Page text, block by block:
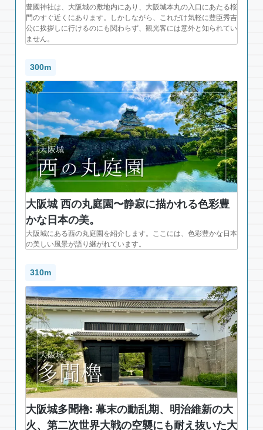
豊國神社は、大阪城の敷地内にあり、大阪城本丸の入口にあたる桜
門のすぐ近くにあります。しかしながら、これだけ気軽に豊臣秀吉
公に挨拶しに行けるのにも関わらず、観光客には意外と知られてい
ません。
300m
大阪城 西の丸庭園〜静寂に描かれる色彩豊
かな日本の美。
大阪城にある西の丸庭園を紹介します。ここには、色彩豊かな日本
の美しい風景が語り継がれています。
310m
大阪城多聞櫓: 幕末の動乱期、明治維新の大
火、第二次世界大戦の空襲にも耐え抜いた大